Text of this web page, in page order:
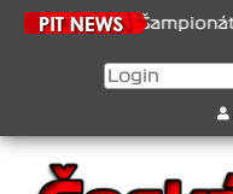
21.6.2026 Šampionát